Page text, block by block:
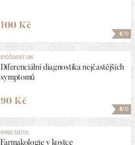
8/10
100 Kč
8/10
BYDŽOVSKÝ JAN
Diferenciální diagnostika nejčastějších
symptomů
90 Kč
HYNIE SIXTUS
Farmakologie v kostce